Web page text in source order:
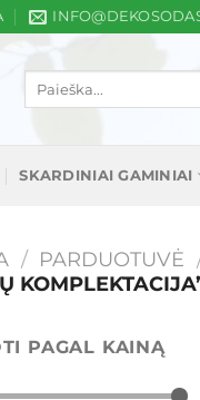
Ieškoti:
SKARDINIAI GAMINIAI
/ PARDUOTUVĖ
PAGAL KAINĄ